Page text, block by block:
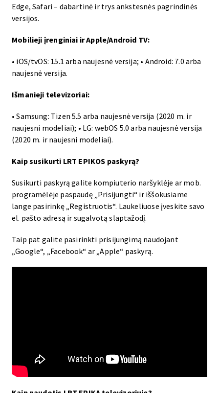
Edge, Safari – dabartinė ir trys ankstesnės pagrindinės
versijos.
Mobilieji įrenginiai ir Apple/Android TV:
• iOS/tvOS: 15.1 arba naujesnė versija; • Android: 7.0 arba
naujesnė versija.
Išmanieji televizoriai:
• Samsung: Tizen 5.5 arba naujesnė versija (2020 m. ir
naujesni modeliai); • LG: webOS 5.0 arba naujesnė versija
(2020 m. ir naujesni modeliai).
Kaip susikurti LRT EPIKOS paskyrą?
Susikurti paskyrą galite kompiuterio naršyklėje ar mob.
programėlėje paspaudę „Prisijungti“ ir iššokusiame
lange pasirinkę „Registruotis“. Laukeliuose įveskite savo
el. pašto adresą ir sugalvotą slaptažodį.
Taip pat galite pasirinkti prisijungimą naudojant
„Google“, „Facebook“ ar „Apple“ paskyrą.